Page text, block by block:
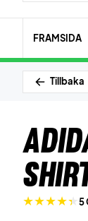
FRAMSIDA
Tillbaka
5